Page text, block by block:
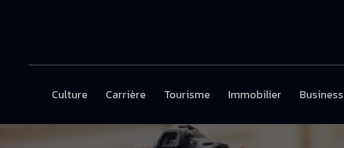
Culture Carrière Tourisme Immobilier Business